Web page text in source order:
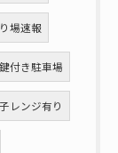
場速報
鍵付き駐車場
レンジ有り